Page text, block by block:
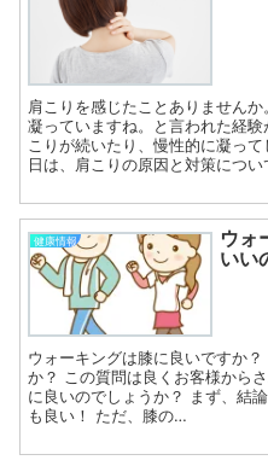
肩こりを感じたことありません
凝っていますね。と言われた経
こりが続いたり、慢性的に凝っ
日は、肩こりの原因と対策につ
健康情報
ウォ
いい
ウォーキングは膝に良いですか
か？ この質問は良くお客様から
に良いのでしょうか？ まず、結
も良い！ ただ、膝の…